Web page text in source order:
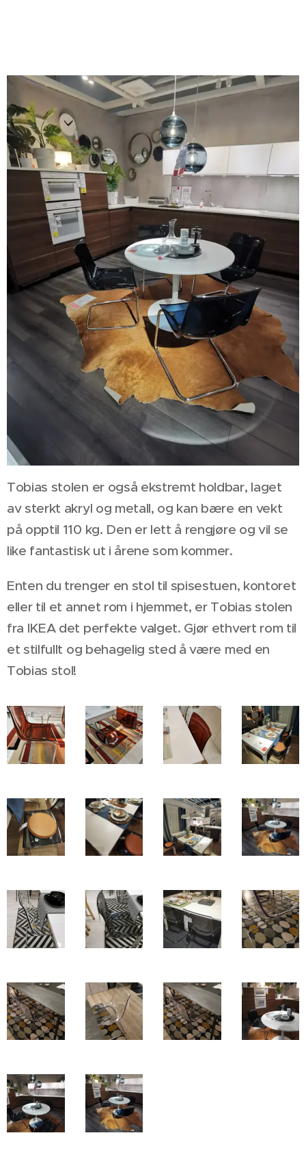
Tobias stolen er også ekstremt holdbar, laget
av sterkt akryl og metall, og kan bære en vekt
på opptil 110 kg. Den er lett å rengjøre og vil se
like fantastisk ut i årene som kommer.
Enten du trenger en stol til spisestuen, kontoret
eller til et annet rom i hjemmet, er Tobias stolen
fra IKEA det perfekte valget. Gjør ethvert rom til
et stilfullt og behagelig sted å være med en
Tobias stol!